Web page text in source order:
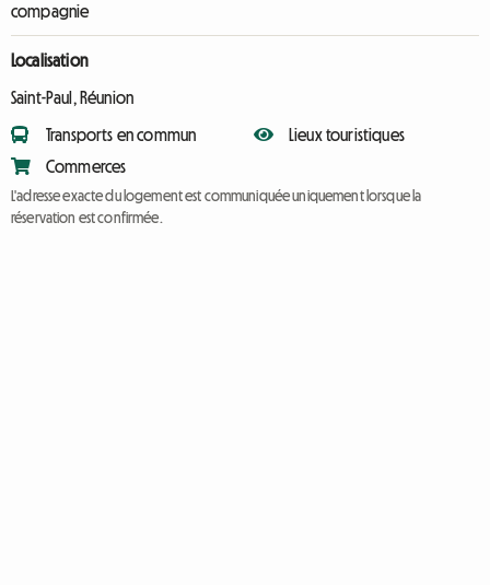
compagnie
Localisation
Saint-Paul, Réunion
Transports en commun
Commerces
Lieux touristiques
L'adresse exacte du logement est communiquée uniquement lorsque la
réservation est confirmée.